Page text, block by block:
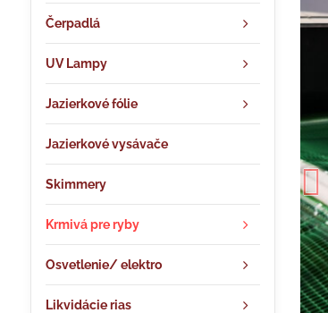
Čerpadlá
UV Lampy
Jazierkové fólie
Jazierkové vysávače
Skimmery
Krmivá pre ryby
Osvetlenie/ elektro
Likvidácie rias